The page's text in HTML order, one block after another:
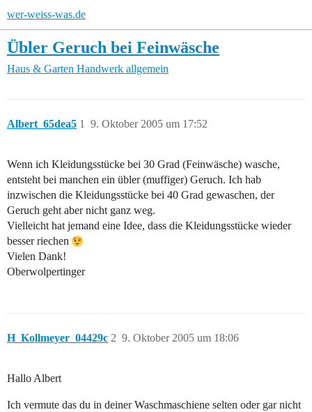
wer-weiss-was.de
Übler Geruch bei Feinwäsche
Haus & Garten Handwerk allgemein
Albert_65dea5 9. Oktober 2005 um 17:52
1
Wenn ich Kleidungsstücke bei 30 Grad (Feinwäsche) wasche,
entsteht bei manchen ein übler (muffiger) Geruch. Ich hab
inzwischen die Kleidungsstücke bei 40 Grad gewaschen, der
Geruch geht aber nicht ganz weg.
Vielleicht hat jemand eine Idee, dass die Kleidungsstücke wieder
besser riechen
Vielen Dank!
Oberwolpertinger
H_Kollmeyer_04429c 9. Oktober 2005 um 18:06
2
Hallo Albert
Ich vermute das du in deiner Waschmaschiene selten oder gar nicht